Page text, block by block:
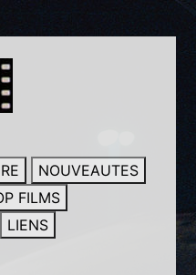
NOUVEAUTES
FILMS
LIENS